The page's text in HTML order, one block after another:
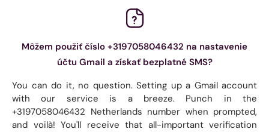
Môžem použiť číslo +3197058046432 na nastavenie
účtu Gmail a získať bezplatné SMS?
You can do it, no question. Setting up a Gmail account
with our service is a breeze. Punch in the
+3197058046432 Netherlands number when prompted,
and voilà! You'll receive that all-important verification